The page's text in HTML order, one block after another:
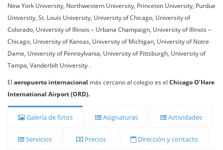
New York University, Northwestern University, Princeton University, Purdue
University, St. Louis University, University of Chicago, University of
Colorado, University of Illinois – Urbana Champaign, University of Illinois –
Chicago, University of Kansas, University of Michigan, University of Notre
Dame, University of Pennsylvania, University of Pittsburgh, University of
Tampa, Vanderbilt University .
El aeropuerto internacional más cercano al colegio es el Chicago O’Hare
International Airport (ORD).
Galería de fotos Asignaturas Actividades
Servicios Precios Dirección y contacto